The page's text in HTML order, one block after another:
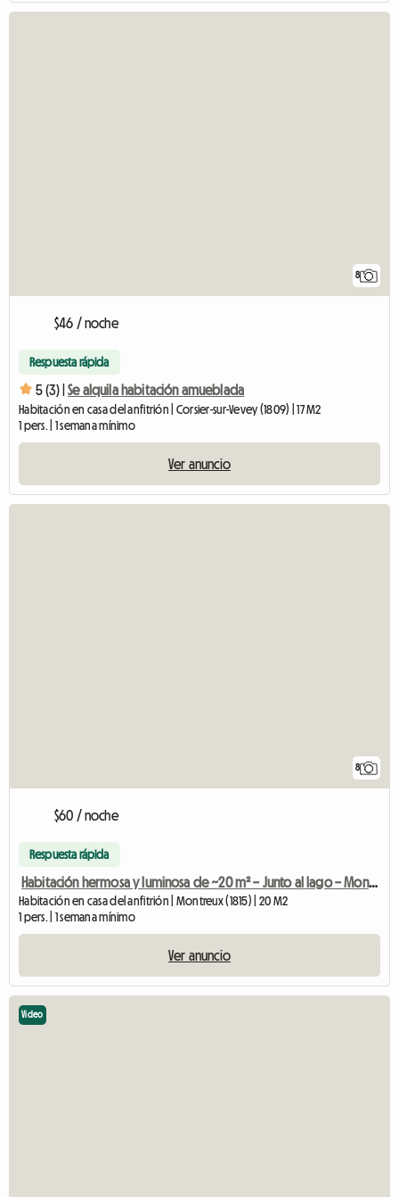
8
$46 / noche
Respuesta rápida
5 (3) | Se alquila habitación amueblada
Habitación en casa del anfitrión | Corsier-sur-Vevey (1809) | 17 M2
1 pers. | 1 semana mínimo
Ver anuncio
8
$60 / noche
Respuesta rápida
Habitación hermosa y luminosa de ~20 m² – Junto al lago – Montreux
Habitación en casa del anfitrión | Montreux (1815) | 20 M2
1 pers. | 1 semana mínimo
Ver anuncio
Video